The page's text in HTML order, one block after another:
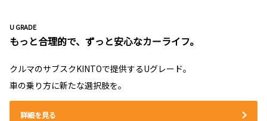
U GRADE
もっと合理的で、ずっと安心なカーライフ。
クルマのサブスクKINTOで提供するUグレード。
車の乗り方に新たな選択肢を。
詳細を見る